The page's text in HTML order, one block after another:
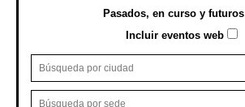
Pasados, en curso y futuros
Incluir eventos web